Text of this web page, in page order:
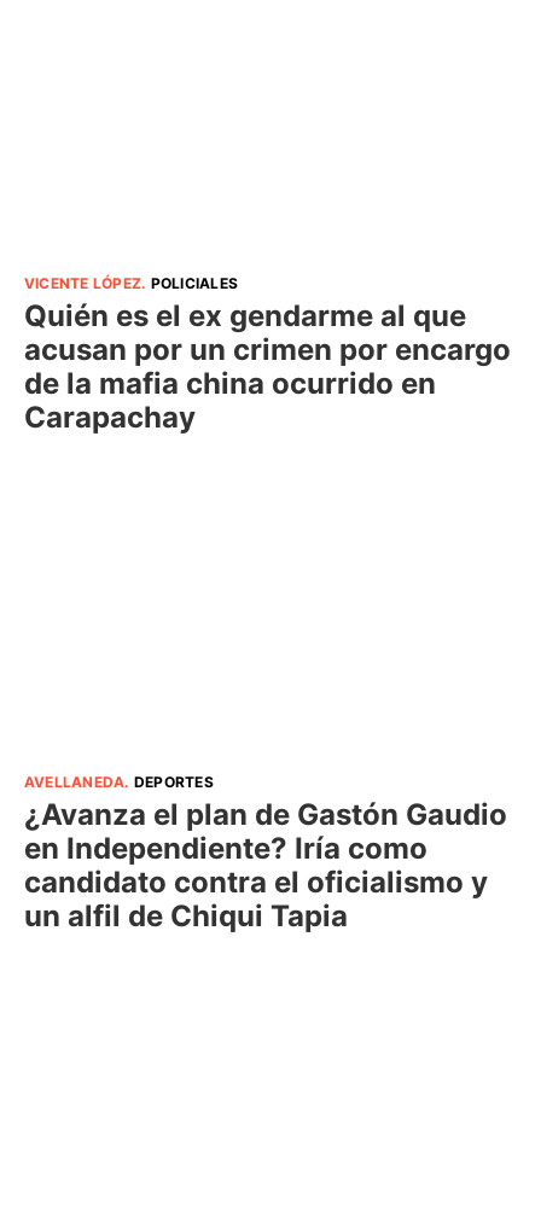
VICENTE LÓPEZ. POLICIALES
Quién es el ex gendarme al que
acusan por un crimen por encargo
de la mafia china ocurrido en
Carapachay
AVELLANEDA. DEPORTES
¿Avanza el plan de Gastón Gaudio
en Independiente? Iría como
candidato contra el oficialismo y
un alfil de Chiqui Tapia